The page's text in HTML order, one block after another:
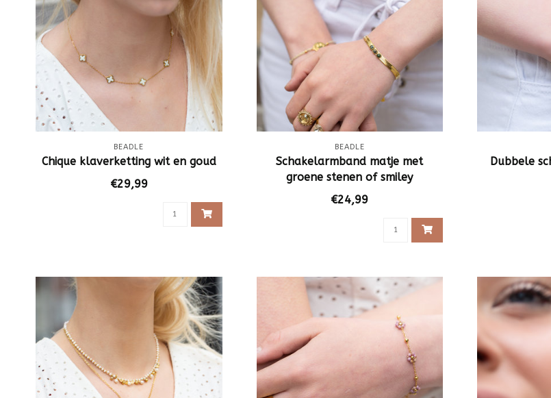
BEADLE
Chique klaverketting wit en goud
€29,99
BEADLE
Schakelarmband matje met
groene stenen of smiley
€24,99
Dubbele